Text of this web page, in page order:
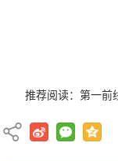
推荐阅读：第一前